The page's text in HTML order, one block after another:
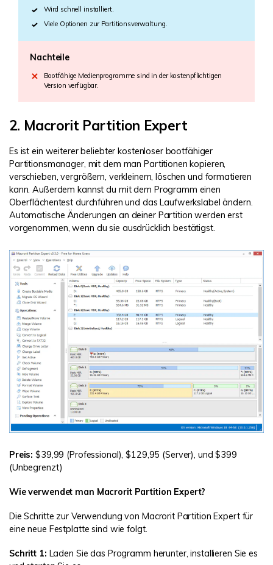
Wird schnell installiert.
Viele Optionen zur Partitionsverwaltung.
Nachteile
Bootfähige Medienprogramme sind in der kostenpflichtigen
Version verfügbar.
2. Macrorit Partition Expert
Es ist ein weiterer beliebter kostenloser bootfähiger
Partitionsmanager, mit dem man Partitionen kopieren,
verschieben, vergrößern, verkleinern, löschen und formatieren
kann. Außerdem kannst du mit dem Programm einen
Oberflächentest durchführen und das Laufwerkslabel ändern.
Automatische Änderungen an deiner Partition werden erst
vorgenommen, wenn du sie ausdrücklich bestätigst.
Preis:$39,99 (Professional), $129,95 (Server), und $399
(Unbegrenzt)
Wie verwendet man Macrorit Partition Expert?
Die Schritte zur Verwendung von Macrorit Partition Expert für
eine neue Festplatte sind wie folgt.
Schritt 1: Laden Sie das Programm herunter, installieren Sie es